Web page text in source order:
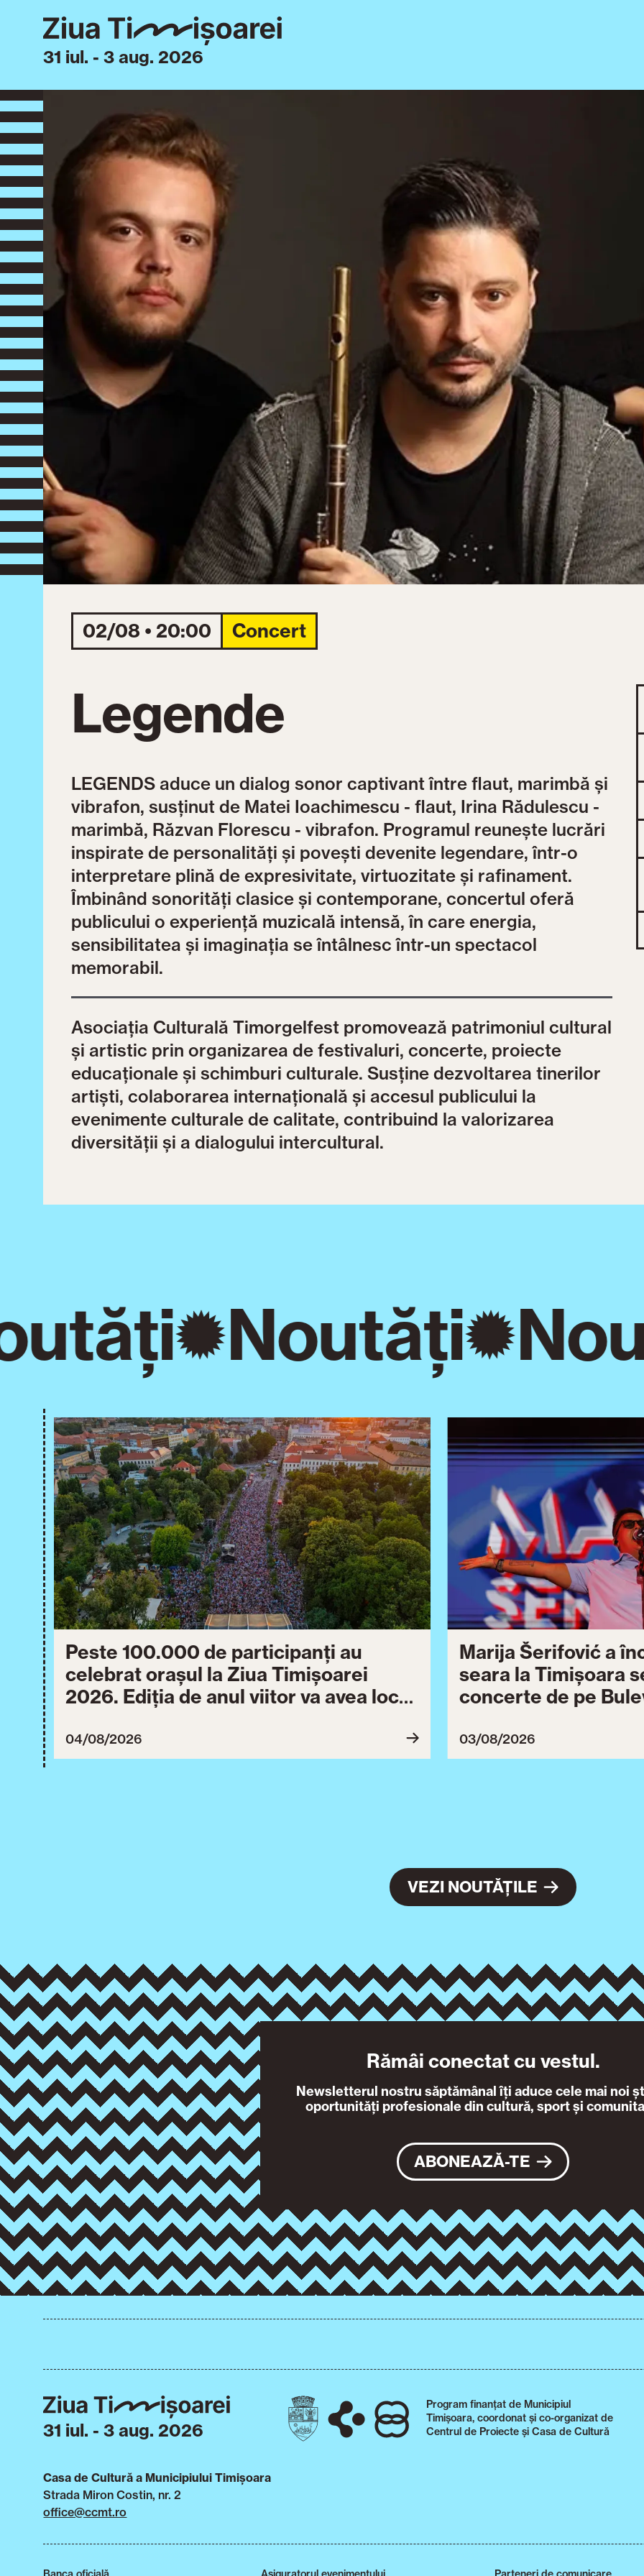
31 iul. - 3 aug. 2026
02/08 • 20:00 Concert
Legende
LEGENDS aduce un dialog sonor captivant între flaut, marimbă și
vibrafon, susținut de Matei Ioachimescu - flaut, Irina Rădulescu -
marimbă, Răzvan Florescu - vibrafon. Programul reunește lucrări
inspirate de personalități și povești devenite legendare, într-o
interpretare plină de expresivitate, virtuozitate și rafinament.
Îmbinând sonorități clasice și contemporane, concertul oferă
publicului o experiență muzicală intensă, în care energia,
sensibilitatea și imaginația se întâlnesc într-un spectacol
memorabil.
Asociația Culturală Timorgelfest promovează patrimoniul cultural
și artistic prin organizarea de festivaluri, concerte, proiecte
educaționale și schimburi culturale. Susține dezvoltarea tinerilor
artiști, colaborarea internațională și accesul publicului la
evenimente culturale de calitate, contribuind la valorizarea
diversității și a dialogului intercultural.
Noutăți
Peste 100.000 de participanți au
celebrat orașul la Ziua Timișoarei
2026. Ediția de anul viitor va avea loc
04/08/2026
Marija Šerifović a
seara la Timișoara
concerte de pe
Ziua Timișoarei
ultimă serie de
03/08/2026
VEZI NOUTĂȚILE
Rămâi conectat cu vestul.
Newsletterul nostru săptămânal îți aduce cele mai noi
oportunități profesionale din cultură, sport și
ABONEAZĂ-TE
31 iul. - 3 aug. 2026
Program finanțat de Municipiul
Timișoara, coordonat și co-organizat de
Centrul de Proiecte și Casa de Cultură
Casa de Cultură a Municipiului Timișoara
Strada Miron Costin, nr. 2
office@ccmt.ro